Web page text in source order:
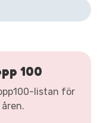
100
listan för